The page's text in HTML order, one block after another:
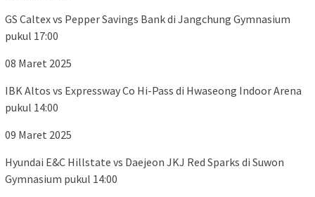
GS Caltex vs Pepper Savings Bank di Jangchung Gymnasium
pukul 17:00
08 Maret 2025
IBK Altos vs Expressway Co Hi-Pass di Hwaseong Indoor Arena
pukul 14:00
09 Maret 2025
Hyundai E&C Hillstate vs Daejeon JKJ Red Sparks di Suwon
Gymnasium pukul 14:00